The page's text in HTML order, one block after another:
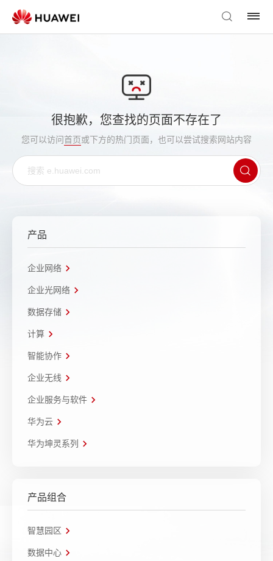
很抱歉，您查找的页面不存在了
您可以访问首页或下方的热门页面，也可以尝试搜索网站内容
产品
企业网络
企业光网络
数据存储
计算
智能协作
企业无线
企业服务与软件
华为云
华为坤灵系列
产品组合
智慧园区
数据中心